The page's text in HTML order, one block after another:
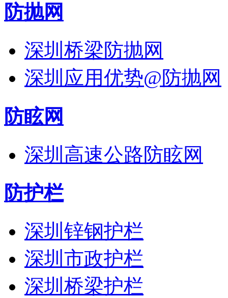
防抛网
深圳桥梁防抛网
深圳应用优势@防抛网
防眩网
深圳高速公路防眩网
防护栏
深圳锌钢护栏
深圳市政护栏
深圳桥梁护栏